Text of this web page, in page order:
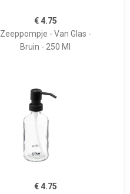
€ 4.75
Zeeppompje - Van Glas -
Bruin - 250 Ml
€ 4.75